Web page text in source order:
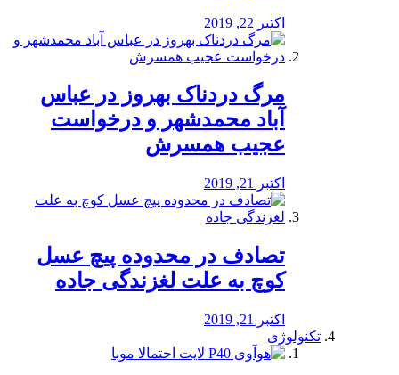
اکتبر 22, 2019
مرگ دردناک بهروز در عباس
آباد محمدشهر و درخواست
عجیب همسرش
اکتبر 21, 2019
تصادف در محدوده پیچ عسل
کوچ به علت لغزندگی جاده
اکتبر 21, 2019
تکنولوژی